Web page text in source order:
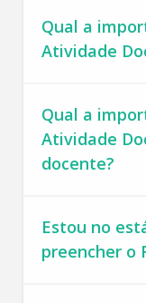
Qual a
Atividade
Qual a
Atividade
docente?
Estou no
preencher o